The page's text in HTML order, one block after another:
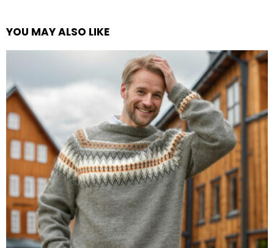
YOU MAY ALSO LIKE